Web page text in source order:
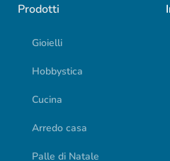
Prodotti
Gioielli
Hobbystica
Cucina
Arredo casa
Palle di Natale